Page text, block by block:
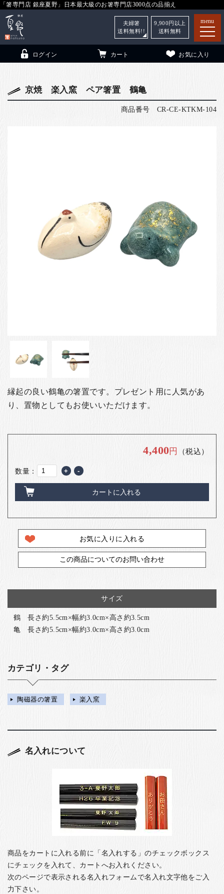
「箸専門店 銀座夏野」日本最大級のお箸専門店3000点の品揃え
menu
法人・飲食店のお客様
お客様の声
店舗紹介
お問い合わせ
ログイン カート お気に入り
夫婦箸
送料無料!!
9,900 円以上
送料無料
京焼 楽入窯 ペア箸置 鶴亀
商品番号 CR-CE-KTKM-104
縁起の良い鶴亀の箸置です。プレゼント用に人気があ
り、置物としてもお使いいただけます。
4,400円 （税込）
数量： + -
カートに入れる
お気に入りに入れる
この商品についてのお問い合わせ
サイズ
鶴 長さ約5.5cm×幅約3.0cm×高さ約3.5cm
亀 長さ約5.5cm×幅約3.0cm×高さ約3.0cm
カテゴリ・タグ
陶磁器の箸置 楽入窯
名入れについて
商品をカートに入れる前に「名入れする」のチェックボックス
にチェックを入れて、カートへお入れください。
次のページで表示される名入れフォームで名入れ文字他をご入
力下さい。